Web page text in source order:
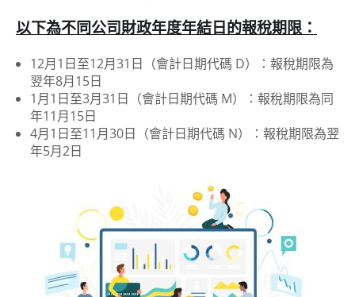
以下為不同公司財政年度年結日的報稅期限：
12月1日至12月31日（會計日期代碼 D）：報稅期限為
翌年8月15日
1月1日至3月31日（會計日期代碼 M）：報稅期限為同
年11月15日
4月1日至11月30日（會計日期代碼 N）：報稅期限為翌
年5月2日